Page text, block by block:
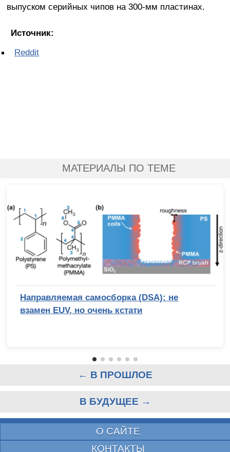
выпуском серийных чипов на 300-мм пластинах.
Источник:
Reddit
МАТЕРИАЛЫ ПО ТЕМЕ
Направляемая самосборка (DSA): не
взамен EUV, но очень кстати
← В ПРОШЛОЕ
В БУДУЩЕЕ →
О САЙТЕ
КОНТАКТЫ